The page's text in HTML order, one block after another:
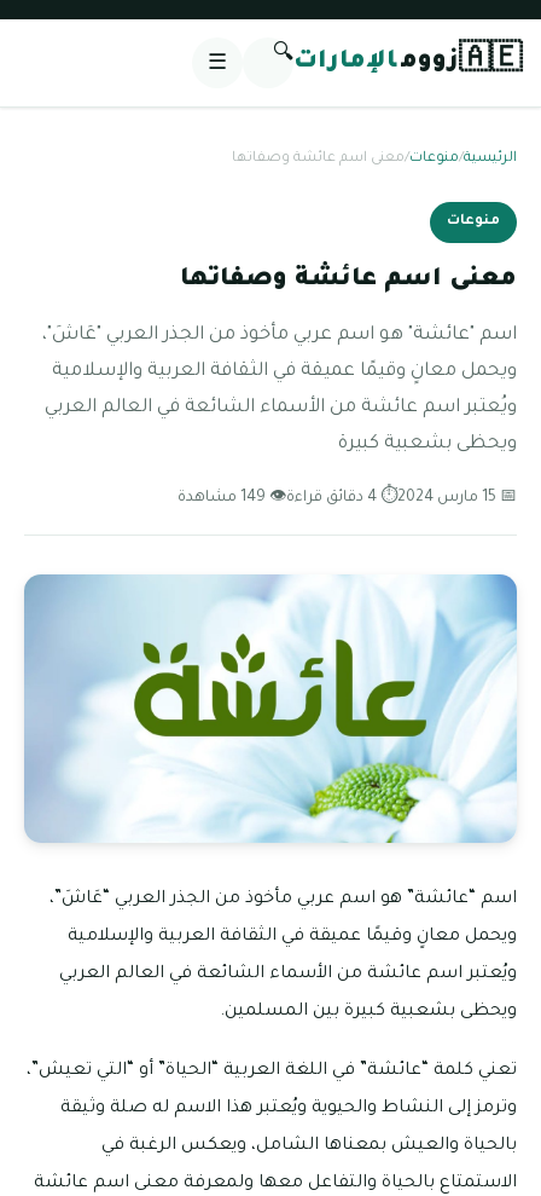
🇦🇪زوومالإمارات🔍
☰
الرئيسية/منوعات/معنى اسم عائشة وصفاتها
منوعات
معنى اسم عائشة وصفاتها
اسم "عائشة" هو اسم عربي مأخوذ من الجذر العربي "عَاشَ"،
ويحمل معانٍ وقيمًا عميقة في الثقافة العربية والإسلامية
ويُعتبر اسم عائشة من الأسماء الشائعة في العالم العربي
ويحظى بشعبية كبيرة
📅 15 مارس 2024 ⏱ 4 دقائق قراءة 👁 149 مشاهدة
اسم “عائشة” هو اسم عربي مأخوذ من الجذر العربي “عَاشَ”،
ويحمل معانٍ وقيمًا عميقة في الثقافة العربية والإسلامية
ويُعتبر اسم عائشة من الأسماء الشائعة في العالم العربي
ويحظى بشعبية كبيرة بين المسلمين.
تعني كلمة “عائشة” في اللغة العربية “الحياة” أو “التي تعيش”،
وترمز إلى النشاط والحيوية ويُعتبر هذا الاسم له صلة وثيقة
بالحياة والعيش بمعناها الشامل، ويعكس الرغبة في
الاستمتاع بالحياة والتفاعل معها ولمعرفة معنى اسم عائشة